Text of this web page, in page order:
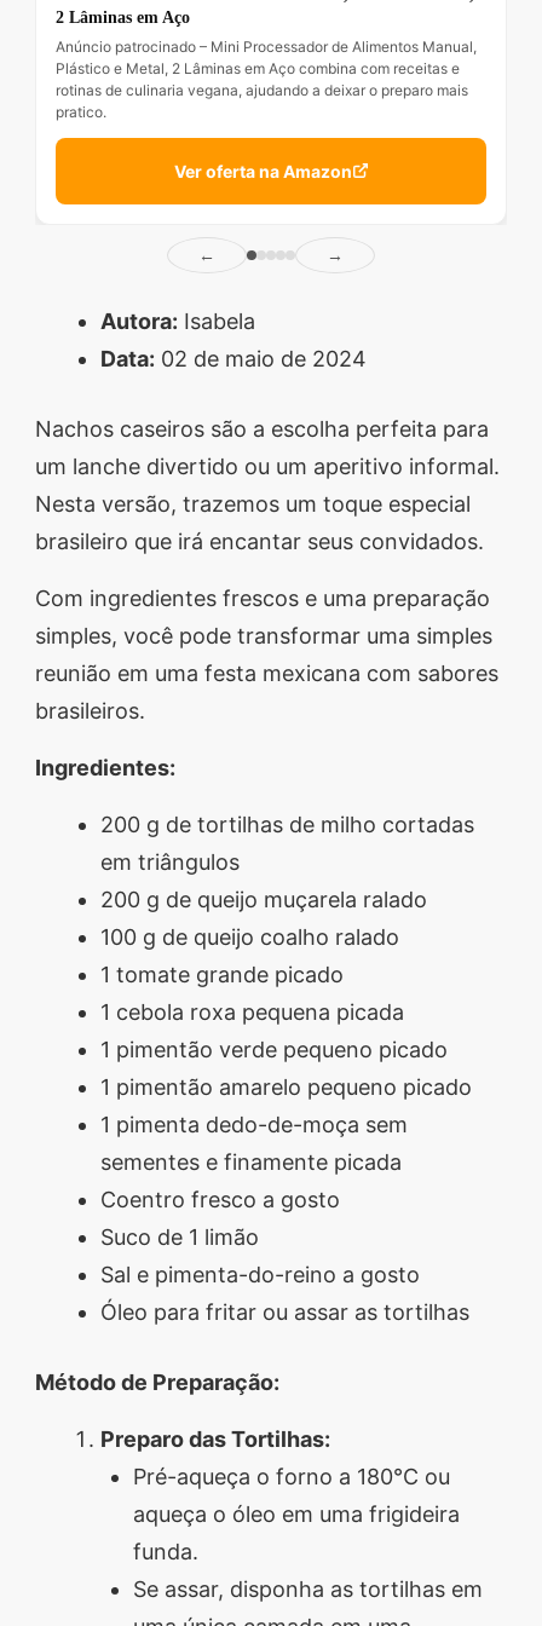
2 Lâminas em Aço
Anúncio patrocinado – Mini Processador de Alimentos Manual,
Plástico e Metal, 2 Lâminas em Aço combina com receitas e
rotinas de culinaria vegana, ajudando a deixar o preparo mais
pratico.
Ver oferta na Amazon
← →
Autora: Isabela
Data: 02 de maio de 2024
Nachos caseiros são a escolha perfeita para
um lanche divertido ou um aperitivo informal.
Nesta versão, trazemos um toque especial
brasileiro que irá encantar seus convidados.
Com ingredientes frescos e uma preparação
simples, você pode transformar uma simples
reunião em uma festa mexicana com sabores
brasileiros.
Ingredientes:
200 g de tortilhas de milho cortadas
em triângulos
200 g de queijo muçarela ralado
100 g de queijo coalho ralado
1 tomate grande picado
1 cebola roxa pequena picada
1 pimentão verde pequeno picado
1 pimentão amarelo pequeno picado
1 pimenta dedo-de-moça sem
sementes e finamente picada
Coentro fresco a gosto
Suco de 1 limão
Sal e pimenta-do-reino a gosto
Óleo para fritar ou assar as tortilhas
Método de Preparação:
Preparo das Tortilhas:
Pré-aqueça o forno a 180°C ou
aqueça o óleo em uma frigideira
funda.
Se assar, disponha as tortilhas em